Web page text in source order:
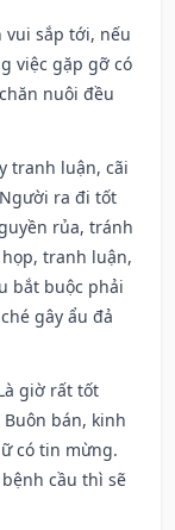
vui sắp tới, nếu
việc gặp gỡ có
nuôi đều
tranh luận, cãi
ra đi tốt
rủa, tránh
tranh luận,
bắt buộc phải
gây ẩu đả
giờ rất tốt
bán, kinh
có tin mừng.
cầu thì sẽ